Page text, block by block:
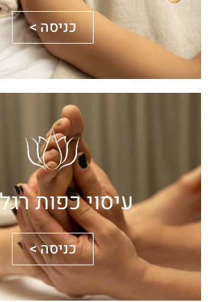
כניסה >
עיסוי כפות
כניסה >